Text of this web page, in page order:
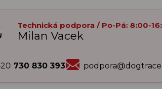
Technická podpora / Po-Pá: 8:00-
Milan Vacek
730 830 393